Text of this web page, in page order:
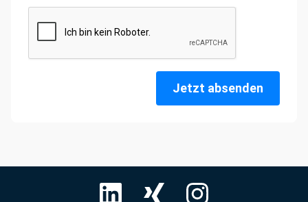
Jetzt absenden